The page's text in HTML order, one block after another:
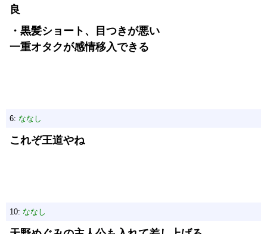
良
・黒髪ショート、目つきが悪い
一重オタクが感情移入できる
6: ななし
これぞ王道やね
10: ななし